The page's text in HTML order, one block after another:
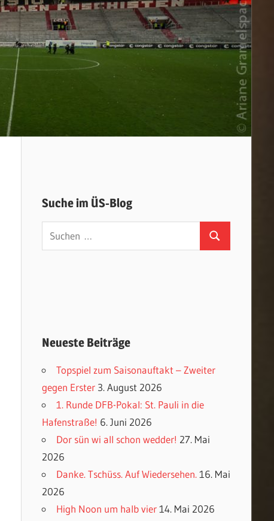
Suche im ÜS-Blog
Suchen
nach:
Suchen
Neueste Beiträge
Topspiel zum Saisonauftakt – Zweiter
gegen Erster 3. August 2026
1. Runde DFB-Pokal: St. Pauli in die
Hafenstraße! 6. Juni 2026
Dor sün wi all schon wedder! 27. Mai
2026
Danke. Tschüss. Auf Wiedersehen. 16. Mai
2026
High Noon um halb vier 14. Mai 2026